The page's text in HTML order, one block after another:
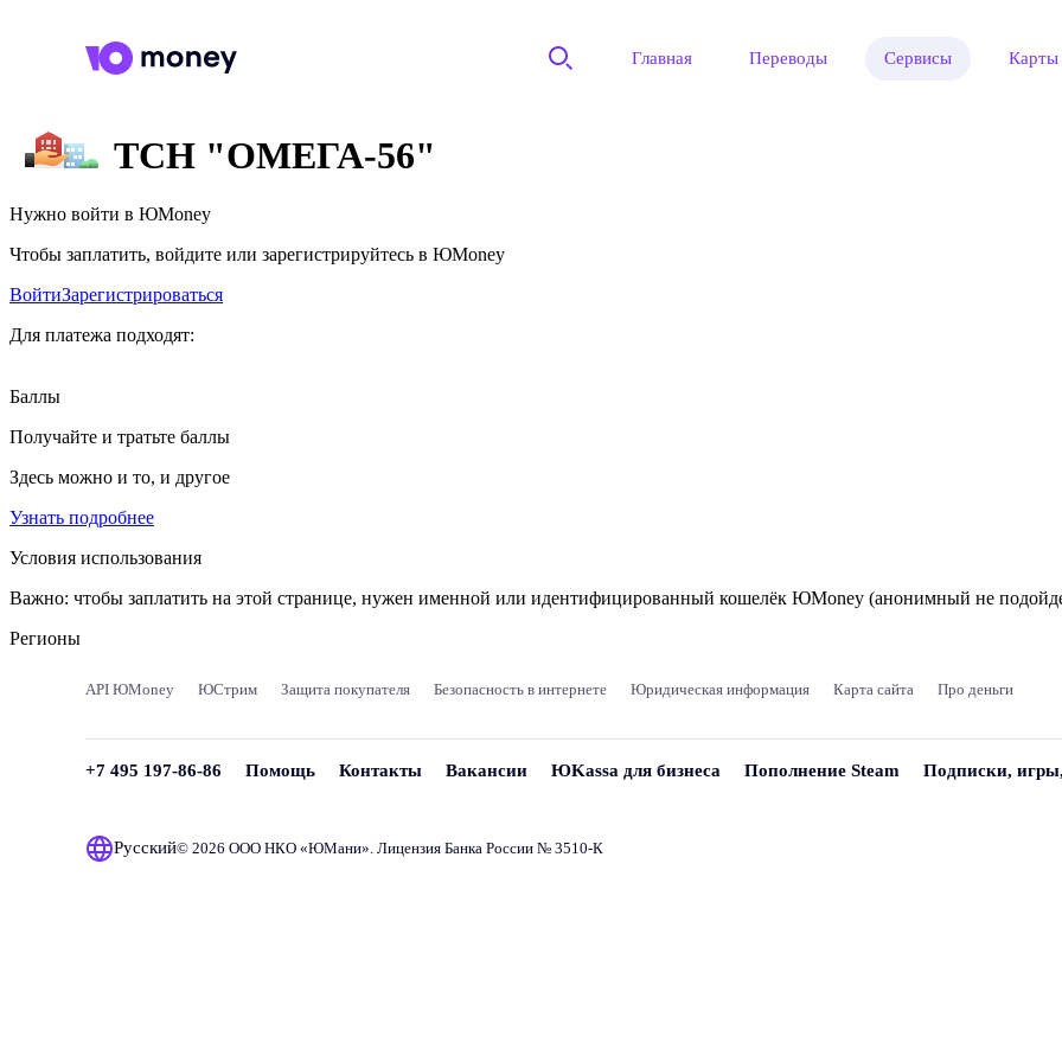
Главная Переводы Сервисы Карты
ТСН "ОМЕГА-56"
Нужно войти в ЮMoney
Чтобы заплатить, войдите или зарегистрируйтесь в ЮMoney
ВойтиЗарегистрироваться
Для платежа подходят:
Баллы
Получайте и тратьте баллы
Здесь можно и то, и другое
Узнать подробнее
Условия использования
Важно: чтобы заплатить на этой странице, нужен именной или идентифицированный кошелёк ЮMoney (анонимный не
Регионы
API ЮMoney ЮСтрим Защита покупателя Безопасность в интернете Юридическая информация Карта сайта Про деньги
+7 495 197-86-86 Помощь Контакты Вакансии ЮKassa для бизнеса Пополнение Steam Подписки,
Русский© 2026 ООО НКО «ЮМани». Лицензия Банка России № 3510‑К